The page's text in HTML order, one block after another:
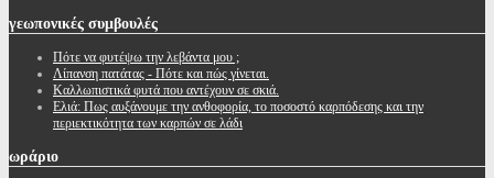
γεωπονικές συμβουλές
Πότε να φυτέψω την λεβάντα μου ;
Λίπανση πατάτας - Πότε και πώς γίνεται.
Καλλωπιστικά φυτά που αντέχουν σε σκιά.
Ελιά: Πως αυξάνουμε την ανθοφορία, το ποσοστό καρπόδεσης και την
περιεκτικότητα των καρπών σε λάδι
ωράριο